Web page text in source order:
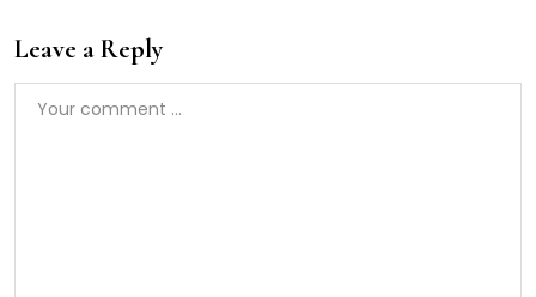
Leave a Reply